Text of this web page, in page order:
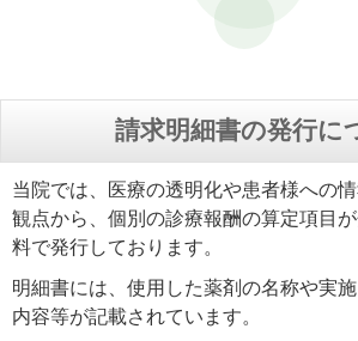
請求明細書の発行に
当院では、医療の透明化や患者様への
観点から、個別の診療報酬の算定項目
料で発行しております。
明細書には、使用した薬剤の名称や実
内容等が記載されています。